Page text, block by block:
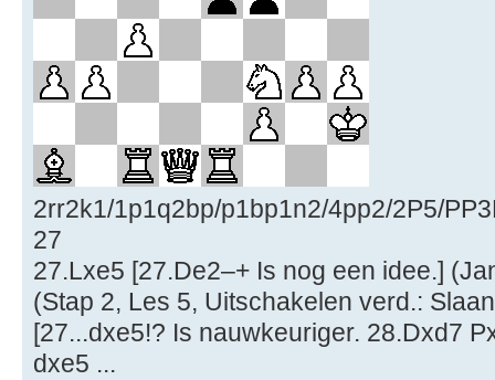
2rr2k1/1p1q2bp/p1bp1n2/4pp2/2P5/
27
27.Lxe5 [27.De2–+ Is nog een idee.]
(Stap 2, Les 5, Uitschakelen verd.:
[27...dxe5!? Is nauwkeuriger. 28.Dxd7
dxe5 ...